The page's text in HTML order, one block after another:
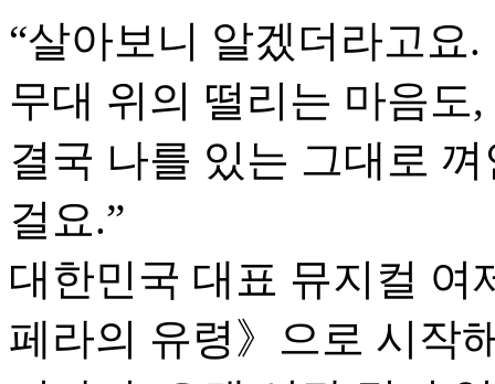
“살아보니 알겠더라고요.
무대 위의 떨리는 마음도
결국 나를 있는 그대로
걸요.”
대한민국 대표 뮤지컬 여
페라의 유령》으로 시작